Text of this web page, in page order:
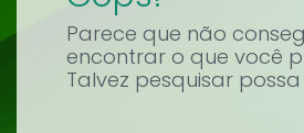
Parece que não
encontrar o que você
Talvez pesquisar